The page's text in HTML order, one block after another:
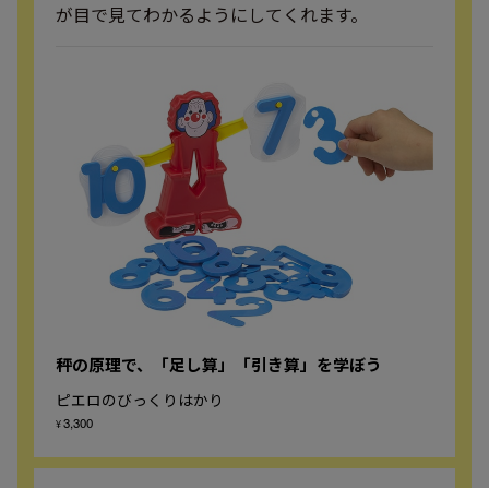
が目で見てわかるようにしてくれます。
秤の原理で、「足し算」「引き算」を学ぼう
ピエロのびっくりはかり
¥3,300